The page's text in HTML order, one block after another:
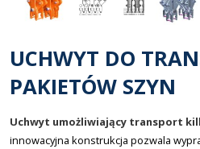
UCHWYT DO
PAKIETÓW SZYN
Uchwyt umożliwiający transport
innowacyjna konstrukcja pozwala